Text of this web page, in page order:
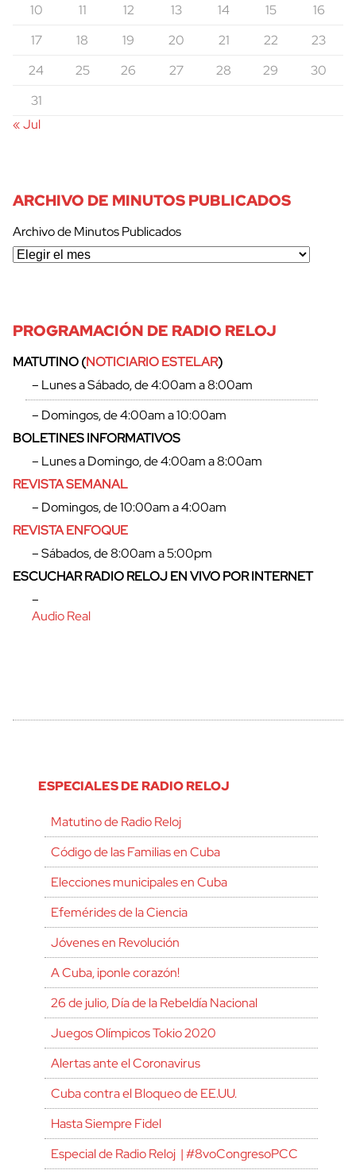
cerrar
10
11 12 13 14 15
16
17
18 19 20 21 22
23
24
25 26 27 28 29
30
31
« Jul
ARCHIVO DE MINUTOS PUBLICADOS
Archivo de Minutos Publicados
PROGRAMACIÓN DE RADIO RELOJ
MATUTINO (NOTICIARIO ESTELAR)
– Lunes a Sábado, de 4:00am a 8:00am
– Domingos, de 4:00am a 10:00am
BOLETINES INFORMATIVOS
– Lunes a Domingo, de 4:00am a 8:00am
REVISTA SEMANAL
– Domingos, de 10:00am a 4:00am
REVISTA ENFOQUE
– Sábados, de 8:00am a 5:00pm
ESCUCHAR RADIO RELOJ EN VIVO POR INTERNET
–
Audio Real
ESPECIALES DE RADIO RELOJ
Matutino de Radio Reloj
Código de las Familias en Cuba
Elecciones municipales en Cuba
Efemérides de la Ciencia
Jóvenes en Revolución
A Cuba, ¡ponle corazón!
26 de julio, Día de la Rebeldía Nacional
Juegos Olímpicos Tokio 2020
Alertas ante el Coronavirus
Cuba contra el Bloqueo de EE.UU.
Hasta Siempre Fidel
Especial de Radio Reloj | #8voCongresoPCC